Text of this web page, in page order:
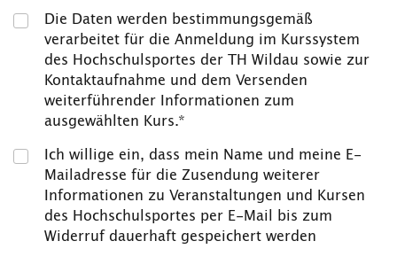
Die Daten werden bestimmungsgemäß
verarbeitet für die Anmeldung im Kurssystem
des Hochschulsportes der TH Wildau sowie zur
Kontaktaufnahme und dem Versenden
weiterführender Informationen zum
ausgewählten Kurs.*
Ich willige ein, dass mein Name und meine E-
Mailadresse für die Zusendung weiterer
Informationen zu Veranstaltungen und Kursen
des Hochschulsportes per E-Mail bis zum
Widerruf dauerhaft gespeichert werden